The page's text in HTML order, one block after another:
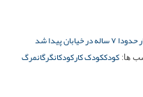
پیدا شد
ها: کودککودک کارکودکانگرگانمرگ